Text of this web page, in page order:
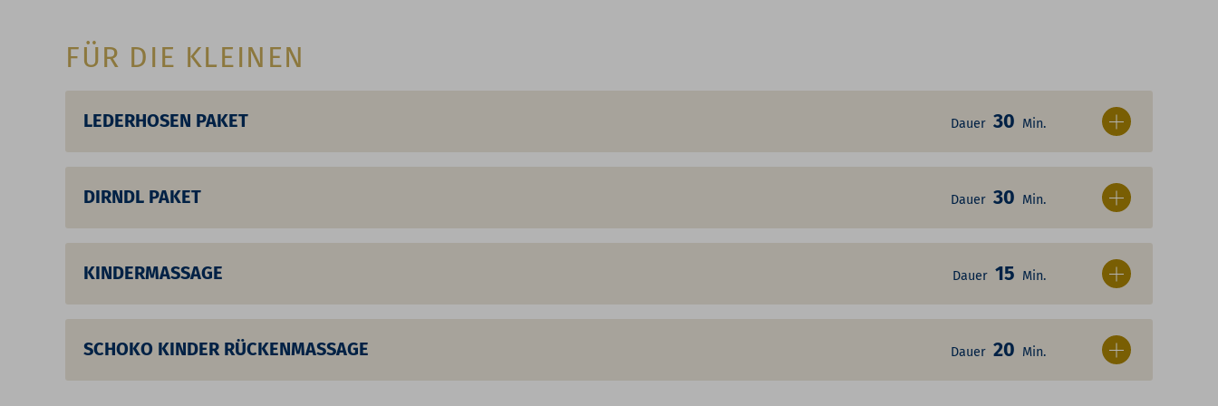
FÜR DIE KLEINEN
LEDERHOSEN PAKET Dauer 30 Min.
DIRNDL PAKET Dauer 30 Min.
KINDERMASSAGE Dauer 15 Min.
SCHOKO KINDER RÜCKENMASSAGE Dauer 20 Min.